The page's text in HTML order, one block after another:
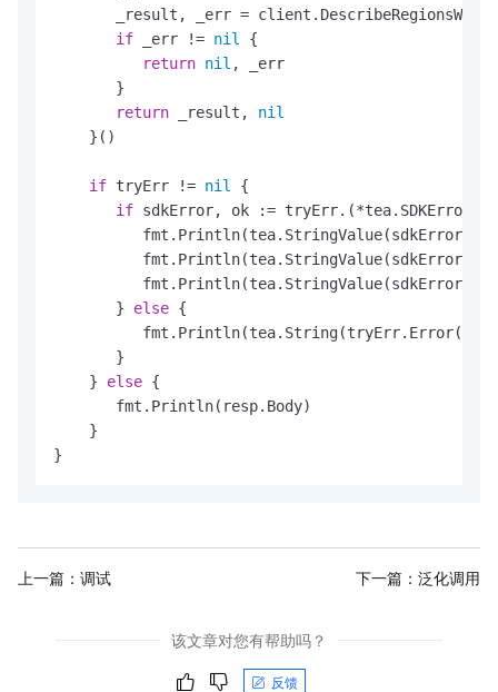
_result, _err =
if _err != nil
{
return nil , _err
       }
return _result, nil
    }()
if tryErr != nil
{
if sdkError, ok :=
       }
else {
          fmt.Println(tea.String(tryErr.Error()))
       }
    }
else {
       fmt.Println(resp.Body)
    }
上一篇： 调试 下一篇： 泛化调用
该文章对您有帮助吗？
反馈